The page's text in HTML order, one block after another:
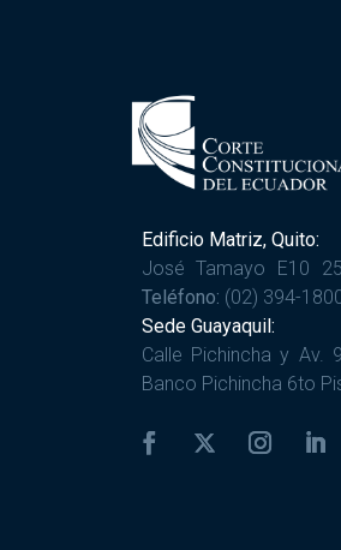
Edificio Matriz, Quito:
José Tamayo E10
Teléfono: (02) 394-
Sede Guayaquil:
Calle Pichincha y Av.
Banco Pichincha 6to